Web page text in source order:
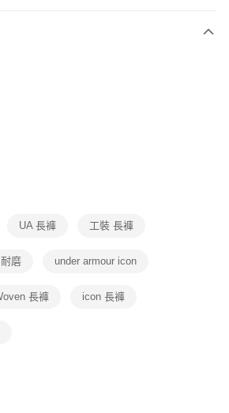
務後，再付款。
流程】
先享後付」後，將跳轉至「AFTEE先享後付」
收到繳費通知簡訊。
天內，點擊此簡訊中的連結，可透過四大超商／
式進行付款，方視為交易完成。
先享後付 」之結帳頁面顯示為準，若有關於
消欲退款等相關疑問，請聯繫「AFTEE先享後付
support/home
限公司提供之「AFTEE先享後付」服務完成之交
公司。
徵得法定代理人或監護人之同意方可使用
」時，將依據個別帳號之用戶狀況，依本公司即
含以上)免運費
含以上)免運費
含以上)免運費
UA 長褲 工裝 長褲
磨 under armour icon
長褲 icon 長褲